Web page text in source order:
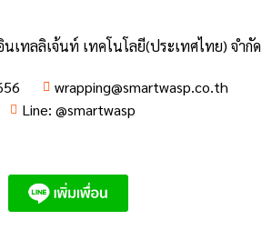
เทลลิเจ้นท์ เทคโนโลยี(ประเทศไทย) จำกัด
wrapping@smartwasp.co.th
Line: @smartwasp